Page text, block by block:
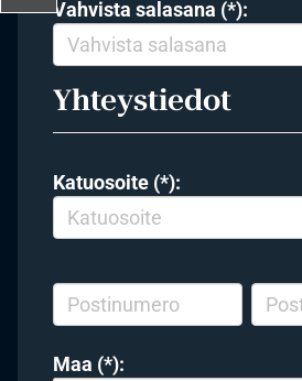
Vahvista salasana (*):
Yhteystiedot
Katuosoite (*):
Maa (*):